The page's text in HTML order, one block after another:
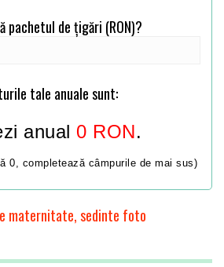
pachetul de țigări (RON)?
tale anuale sunt:
anual 0 RON.
0, completează câmpurile de mai sus)